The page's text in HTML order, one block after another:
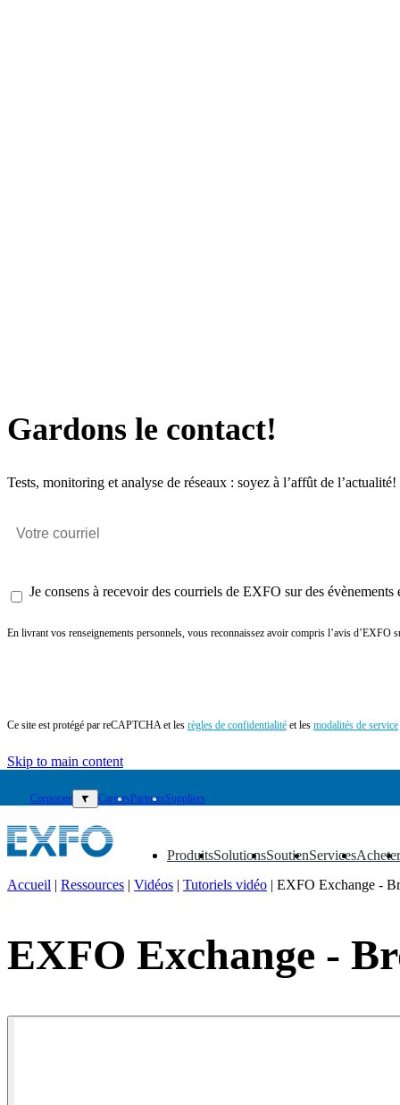
Gardons le contact!
Tests, monitoring et analyse de réseaux : soyez à l’affût de l’actualité!
Je consens à recevoir des courriels de EXFO sur des
En livrant vos renseignements personnels, vous reconnaissez avoir compris l’avis d’EXFO
Ce site est protégé par reCAPTCHA et les règles de confidentialité et les modalités de service
Skip to main content
Corporate ▼ CareersPartnersSuppliers
Produits
▼ Solutions
▼ Soutien
▼ Services
▼ Acheter
▼
Produits
Solutions
Acheter
Accueil | Ressources | Vidéos | Tutoriels vidéo | EXFO Exchange -
EXFO Exchange -